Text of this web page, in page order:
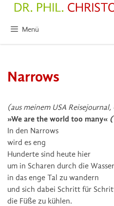
springenMenü
Narrows
(aus meinem USA
»We are the world too many«
In den Narrows
wird es eng
Hunderte sind heute hier
um in Scharen durch die Wasser
in das enge Tal zu wandern
und sich dabei Schritt für
die Füße zu kühlen.